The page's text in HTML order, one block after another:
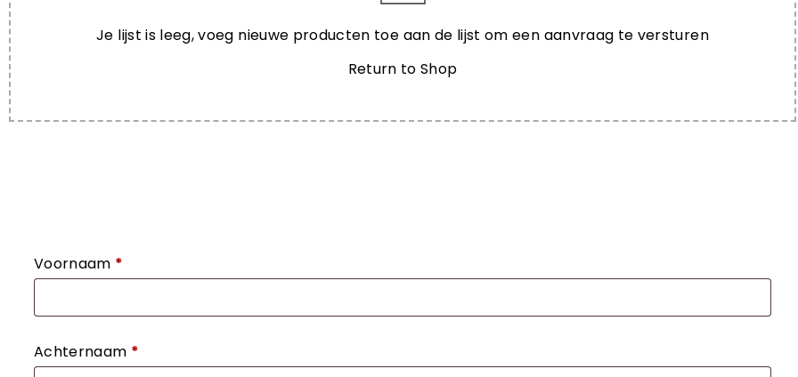
Je lijst is leeg, voeg nieuwe producten toe aan de lijst om een aanvraag te versturen
Return to Shop
Voornaam *
Achternaam *